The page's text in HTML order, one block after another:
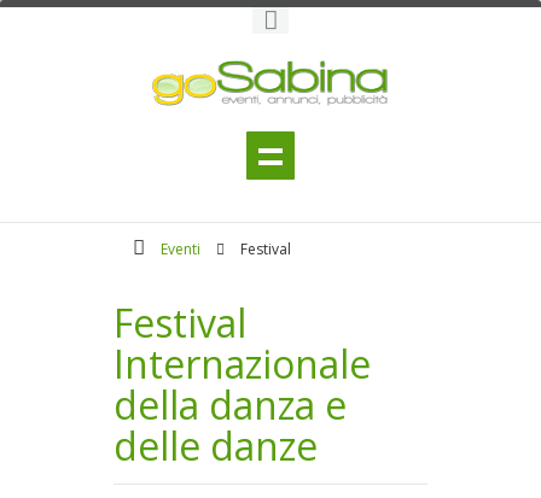
Eventi Festival
Festival
Internazionale
della danza e
delle danze